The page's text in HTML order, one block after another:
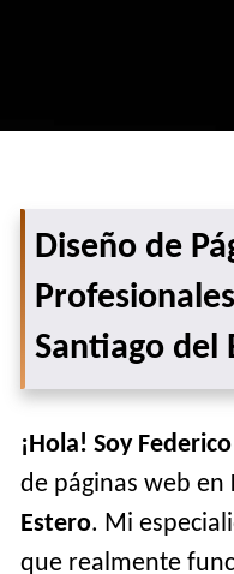
Diseño de
Santiago del
¡Hola! Soy
de páginas web en
Estero. Mi
que realmente